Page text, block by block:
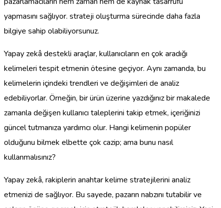
yapmasını sağlıyor. strateji oluşturma sürecinde daha fazla
bilgiye sahip olabiliyorsunuz.
Yapay zekâ destekli araçlar, kullanıcıların en çok aradığı
kelimeleri tespit etmenin ötesine geçiyor. Aynı zamanda, bu
kelimelerin içindeki trendleri ve değişimleri de analiz
edebiliyorlar. Örneğin, bir ürün üzerine yazdığınız bir makalede
zamanla değişen kullanıcı taleplerini takip etmek, içeriğinizi
güncel tutmanıza yardımcı olur. Hangi kelimenin popüler
olduğunu bilmek elbette çok cazip; ama bunu nasıl
kullanmalısınız?
Yapay zekâ, rakiplerin anahtar kelime stratejilerini analiz
etmenizi de sağlıyor. Bu sayede, pazarın nabzını tutabilir ve